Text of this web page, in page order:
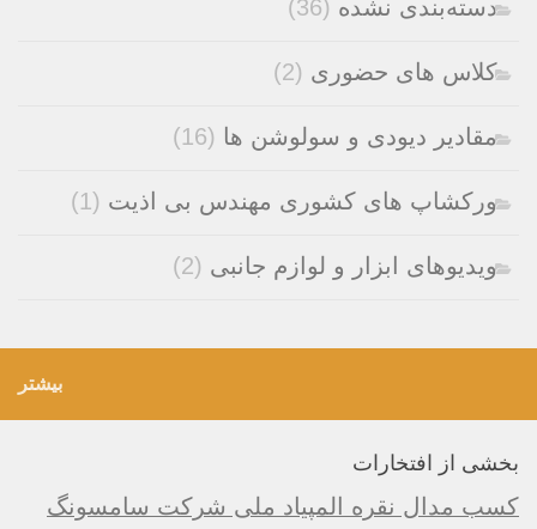
دسته‌بندی نشده (36)
کلاس های حضوری (2)
مقادیر دیودی و سولوشن ها (16)
ورکشاپ های کشوری مهندس بی اذیت (1)
ویدیوهای ابزار و لوازم جانبی (2)
بیشتر
بخشی از افتخارات
کسب مدال نقره المپیاد ملی شرکت سامسونگ